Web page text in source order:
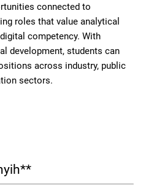
connected to
roles that value analytical
competency. With
development, students can
across industry, public
sectors.